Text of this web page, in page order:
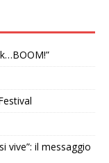
vive”: il messaggio